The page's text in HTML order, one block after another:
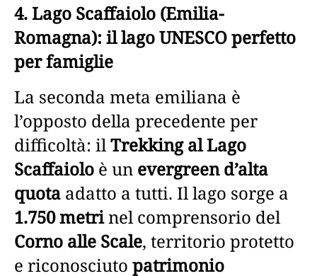
4. Lago Scaffaiolo (Emilia-
Romagna): il lago UNESCO perfetto
per famiglie
La seconda meta emiliana è
l’opposto della precedente per
difficoltà: ilTrekking al Lago
Scaffaiolo è un evergreen d’alta
quota adatto a tutti. Il lago sorge a
1.750 metrinel comprensorio del
Corno alle Scale, territorio protetto
e riconosciuto patrimonio